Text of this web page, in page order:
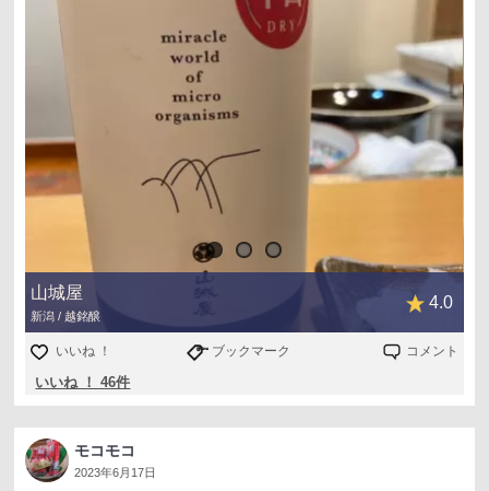
山城屋
新潟 / 越銘醸
4.0
いいね ！ ブックマーク コメント
いいね ！ 46件
モコモコ
2023年6月17日